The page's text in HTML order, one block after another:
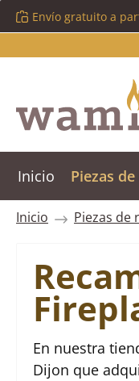
al contenido
Saltar a la búsqueda
Saltar a la
Envío gratuito a
Inicio Piezas
Inicio Piezas de
En nuestra
Dijon que